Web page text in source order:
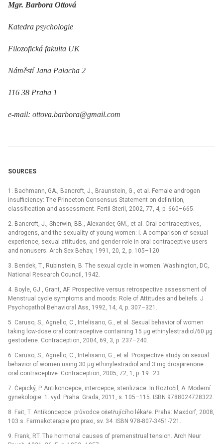
Mgr. Barbora Ottová
Katedra psychologie
Filozofická fakulta UK
Náměstí Jana Palacha 2
116 38 Praha 1
e-mail: ottova.barbora@gmail.com
SOURCES
1. Bachmann, GA., Bancroft, J., Braunstein, G., et al. Female androgen
insufficiency: The Princeton Consensus Statement on definition,
classification and assessment. Fertil Steril, 2002, 77, 4, p. 660–665.
2. Bancroft, J., Sherwin, BB., Alexander, GM., et al. Oral contraceptives,
androgens, and the sexuality of young women: I. A comparison of sexual
experience, sexual attitudes, and gender role in oral contraceptive users
and nonusers. Arch Sex Behav, 1991, 20, 2, p. 105–120.
3. Bendek, T., Rubinstein, B. The sexual cycle in women. Washington, DC,
National Research Council, 1942.
4. Boyle, GJ., Grant, AF. Prospective versus retrospective assessment of
Menstrual cycle symptoms and moods: Role of Attitudes and beliefs. J
Psychopathol Behavioral Ass, 1992, 14, 4, p. 307–321.
5. Caruso, S., Agnello, C., Intelisano, G., et al. Sexual behavior of women
taking low-dose oral contraceptive containing 15 µg ethinylestradiol/60 µg
gestodene. Contraception, 2004, 69, 3, p. 237–240.
6. Caruso, S., Agnello, C., Intelisano, G., et al. Prospective study on sexual
behavior of women using 30 µg ethinylestradiol and 3 mg drospirenone
oral contraceptive. Contraception, 2005, 72, 1, p. 19–23.
7. Čepický, P. Antikoncepce, intercepce, sterilizace. In Roztočil, A. Moderní
gynekologie. 1. vyd. Praha: Grada, 2011, s. 105–115. ISBN 9788024728322.
8. Fait, T. Antikoncepce: průvodce ošetřujícího lékaře. Praha: Maxdorf, 2008,
103 s. Farmakoterapie pro praxi, sv. 34. ISBN 978-807-3451-721.
9. Frank, RT. The hormonal causes of premenstrual tension. Arch Neur